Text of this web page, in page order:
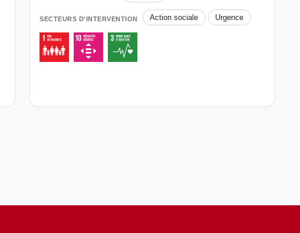
SECTEURS D’INTERVENTION Action sociale Urgence